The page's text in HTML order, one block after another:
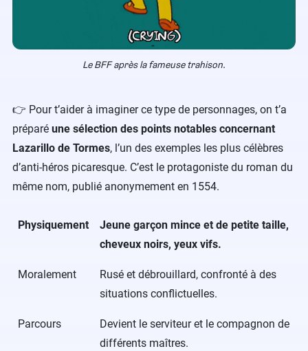
Le BFF après la fameuse trahison.
👉 Pour t’aider à imaginer ce type de personnages, on t’a
préparé une sélection des points notables concernant
Lazarillo de Tormes, l’un des exemples les plus célèbres
d’anti-héros picaresque. C’est le protagoniste du roman du
même nom, publié anonymement en 1554.
Physiquement
Jeune garçon mince et de petite taille,
cheveux noirs, yeux vifs.
Moralement
Rusé et débrouillard, confronté à des
situations conflictuelles.
Parcours
Devient le serviteur et le compagnon de
différents maîtres.